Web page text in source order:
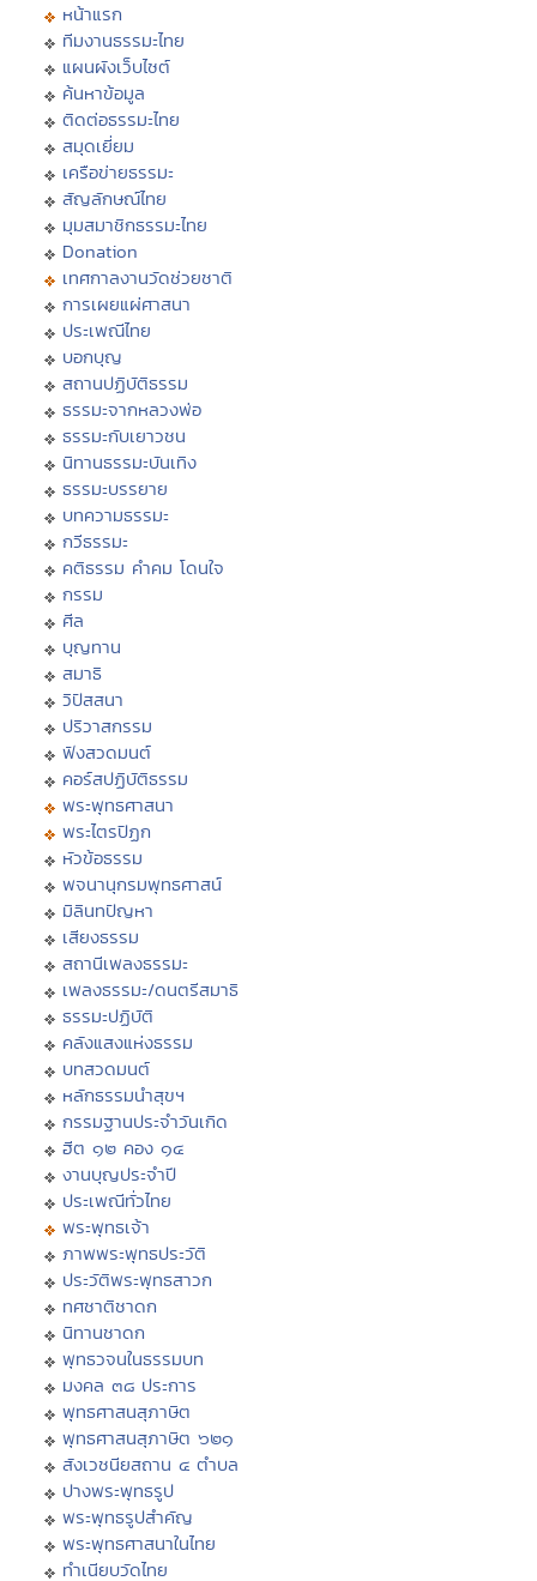
หน้าแรก
ทีมงานธรรมะไทย
แผนผังเว็บไซต์
ค้นหาข้อมูล
ติดต่อธรรมะไทย
สมุดเยี่ยม
เครือข่ายธรรมะ
สัญลักษณ์ไทย
มุมสมาชิกธรรมะไทย
Donation
เทศกาลงานวัดช่วยชาติ
การเผยแผ่ศาสนา
ประเพณีไทย
บอกบุญ
สถานปฏิบัติธรรม
ธรรมะจากหลวงพ่อ
ธรรมะกับเยาวชน
นิทานธรรมะบันเทิง
ธรรมะบรรยาย
บทความธรรมะ
กวีธรรมะ
คติธรรม คำคม โดนใจ
กรรม
ศีล
บุญทาน
สมาธิ
วิปัสสนา
ปริวาสกรรม
ฟังสวดมนต์
คอร์สปฏิบัติธรรม
พระพุทธศาสนา
พระไตรปิฏก
หัวข้อธรรม
พจนานุกรมพุทธศาสน์
มิลินทปัญหา
เสียงธรรม
สถานีเพลงธรรมะ
เพลงธรรมะ/ดนตรีสมาธิ
ธรรมะปฏิบัติ
คลังแสงแห่งธรรม
บทสวดมนต์
หลักธรรมนำสุขฯ
กรรมฐานประจำวันเกิด
ฮีต ๑๒ คอง ๑๔
งานบุญประจำปี
ประเพณีทั่วไทย
พระพุทธเจ้า
ภาพพระพุทธประวัติ
ประวัติพระพุทธสาวก
ทศชาติชาดก
นิทานชาดก
พุทธวจนในธรรมบท
มงคล ๓๘ ประการ
พุทธศาสนสุภาษิต
พุทธศาสนสุภาษิต ๖๒๑
สังเวชนียสถาน ๔ ตำบล
ปางพระพุทธรูป
พระพุทธรูปสำคัญ
พระพุทธศาสนาในไทย
ทำเนียบวัดไทย